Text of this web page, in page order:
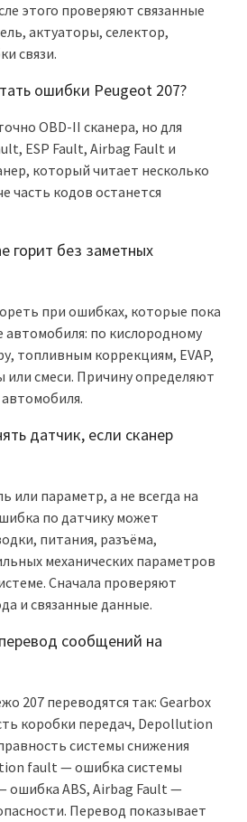
этого проверяют связанные
актуаторы, селектор,
связи.
ошибки Peugeot 207?
OBD-II сканера, но для
ESP Fault, Airbag Fault и
который читает несколько
часть кодов останется
горит без заметных
при ошибках, которые пока
по кислородному
топливным коррекциям, EVAP,
или смеси. Причину определяют
датчик, если сканер
или параметр, а не всегда на
по датчику может
питания, разъёма,
механических параметров
Сначала проверяют
и связанные данные.
сообщений на
207 переводятся так: Gearbox
коробки передач, Depollution
системы снижения
fault — ошибка системы
ошибка ABS, Airbag Fault —
Перевод показывает